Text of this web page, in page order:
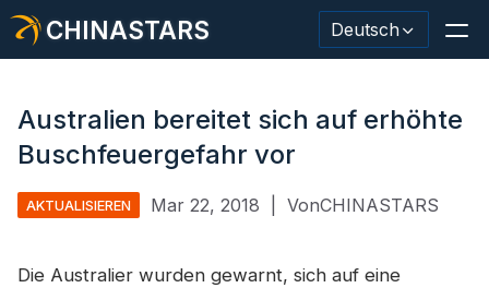
CHINASTARS Deutsch
Sicherheitskleidung
Australien bereitet sich auf erhöhte
Buschfeuergefahr vor
AKTUALISIEREN Mar 22, 2018 VonCHINASTARS
Die Australier wurden gewarnt, sich auf eine